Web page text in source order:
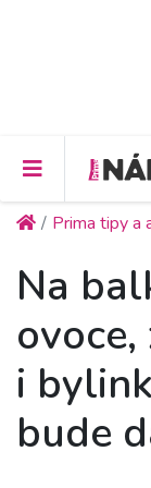
Prima tipy a
Na
i
bude